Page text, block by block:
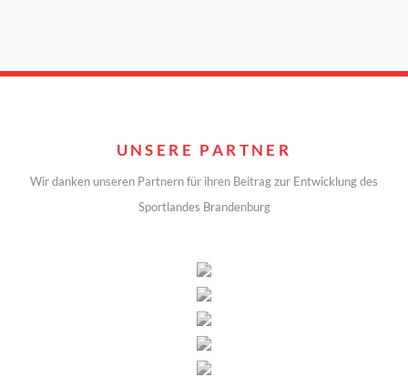
UNSERE PARTNER
Wir danken unseren Partnern für ihren Beitrag zur Entwicklung des
Sportlandes Brandenburg